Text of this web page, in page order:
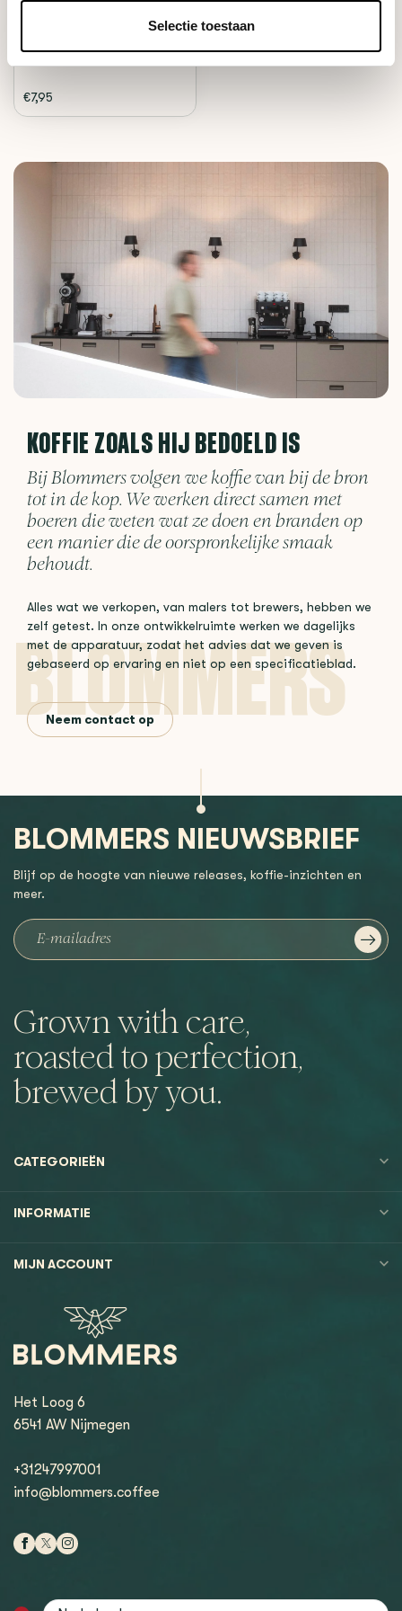
Selectie toestaan
€7,95
KOFFIE ZOALS HIJ BEDOELD IS
Bij Blommers volgen we koffie van bij de bron
tot in de kop. We werken direct samen met
boeren die weten wat ze doen en branden op
een manier die de oorspronkelijke smaak
behoudt.
Alles wat we verkopen, van malers tot brewers, hebben we
zelf getest. In onze ontwikkelruimte werken we dagelijks
met de apparatuur, zodat het advies dat we geven is
gebaseerd op ervaring en niet op een specificatieblad.
Neem contact op
Grown with care,
roasted to perfection,
brewed by you.
BLOMMERS NIEUWSBRIEF
Blijf op de hoogte van nieuwe releases, koffie-inzichten en
meer.
CATEGORIEËN
INFORMATIE
MIJN ACCOUNT
Het Loog 6
6541 AW Nijmegen
+31247997001
info@blommers.coffee